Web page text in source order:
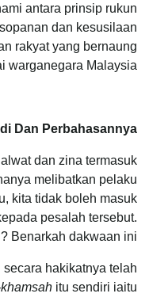
antara prinsip rukun
dan kesusilaan
rakyat yang bernaung
warganegara Malaysia.
Dan Perbahasannya
dan zina termasuk
melibatkan pelaku
kita tidak boleh masuk
pesalah tersebut.
Benarkah dakwaan ini ?
hakikatnya telah
itu sendiri iaitu